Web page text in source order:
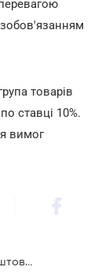
товарів
ставці 10%.
вимог
Цифрове телебачення може отримати поштовх для швидшого впровадження